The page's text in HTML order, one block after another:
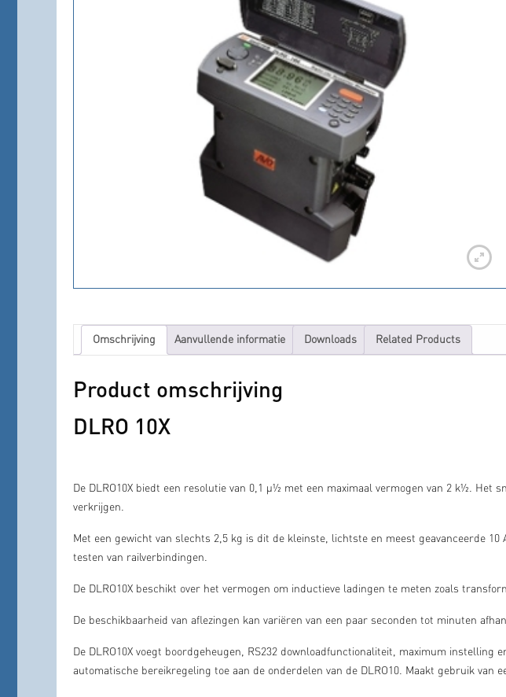
Omschrijving Aanvullende informatie Downloads Related Products
Product omschrijving
DLRO 10X
De DLRO10X biedt een resolutie van 0,1 μ½ met een maximaal vermogen van 2 k½.
verkrijgen.
Met een gewicht van slechts 2,5 kg is dit de kleinste, lichtste en meest geavanceerde
testen van railverbindingen.
De DLRO10X beschikt over het vermogen om inductieve ladingen te meten zoals
De beschikbaarheid van aflezingen kan variëren van een paar seconden tot minuten
De DLRO10X voegt boordgeheugen, RS232 downloadfunctionaliteit, maximum instelling
automatische bereikregeling toe aan de onderdelen van de DLRO10. Maakt gebruik van